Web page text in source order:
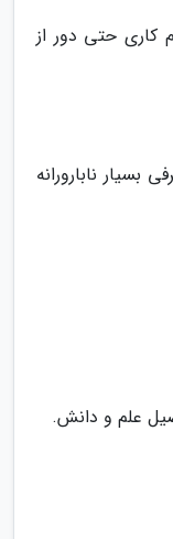
حتی دور از
نابارورانه
علم و دانش.